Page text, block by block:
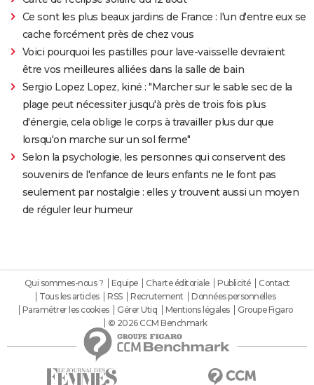
Ce sont les plus beaux jardins de France : l'un d'entre eux se
cache forcément près de chez vous
Voici pourquoi les pastilles pour lave-vaisselle devraient
être vos meilleures alliées dans la salle de bain
Sergio Lopez Lopez, kiné : "Marcher sur le sable sec de la
plage peut nécessiter jusqu'à près de trois fois plus
d'énergie, cela oblige le corps à travailler plus dur que
lorsqu'on marche sur un sol ferme"
Selon la psychologie, les personnes qui conservent des
souvenirs de l'enfance de leurs enfants ne le font pas
seulement par nostalgie : elles y trouvent aussi un moyen
de réguler leur humeur
Qui sommes-nous ? Equipe Charte éditoriale Publicité
Contact
Tous les articles
RSS Recrutement
Données personnelles
Paramétrer les cookies
Gérer Utiq Mentions légales
Groupe Figaro
© 2026 CCM Benchmark